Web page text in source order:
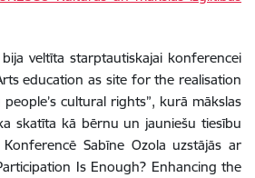
veltīta starptautiskajai konferencei
education as site for the realisation
cultural rights”, kurā mākslas
skatīta kā bērnu un jauniešu tiesību
Sabīne Ozola uzstājās ar
Is Enough? Enhancing the